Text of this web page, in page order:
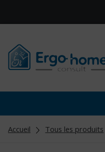
Accueil Tous les produits